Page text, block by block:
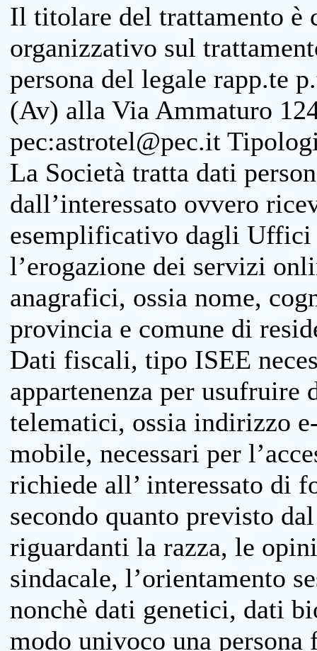
Il titolare del trattamento è
organizzativo sul
persona del legale rapp.te
(Av) alla Via Ammaturo
pec:astrotel@pec.it
La Società tratta dati
dall’interessato ovvero
esemplificativo dagli
l’erogazione dei servizi
anagrafici, ossia nome,
provincia e comune di
Dati fiscali, tipo ISEE
appartenenza per
telematici, ossia indirizzo
mobile, necessari per
richiede all’ interessato di
secondo quanto previsto
riguardanti la razza, le
sindacale, l’orientamento
nonchè dati genetici, dati
modo univoco una